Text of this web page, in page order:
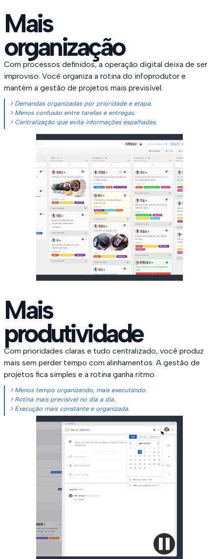
Mais
organização
Com processos definidos, a operação digital deixa de ser
improviso. Você organiza a rotina do infoprodutor e
mantém a gestão de projetos mais previsível.
> Demandas organizadas por prioridade e etapa.
> Menos confusão entre tarefas e entregas.
> Centralização que evita informações espalhadas.
Mais
produtividade
Com prioridades claras e tudo centralizado, você produz
mais sem perder tempo com alinhamentos. A gestão de
projetos fica simples e a rotina ganha ritmo.
> Menos tempo organizando, mais executando.
> Rotina mais previsível no dia a dia.
> Execução mais constante e organizada.